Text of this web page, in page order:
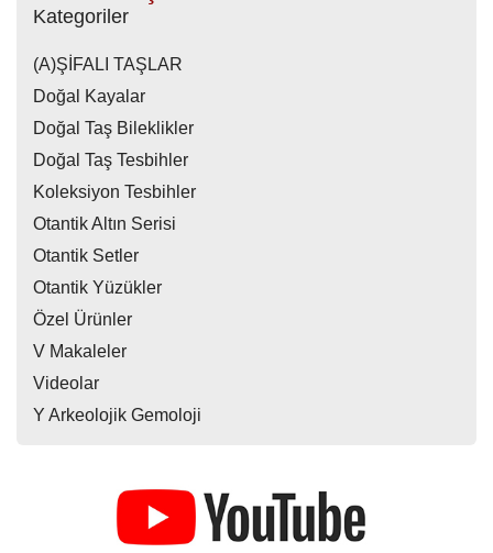
Kategoriler
(A)ŞİFALI TAŞLAR
Doğal Kayalar
Doğal Taş Bileklikler
Doğal Taş Tesbihler
Koleksiyon Tesbihler
Otantik Altın Serisi
Otantik Setler
Otantik Yüzükler
Özel Ürünler
V Makaleler
Videolar
Y Arkeolojik Gemoloji